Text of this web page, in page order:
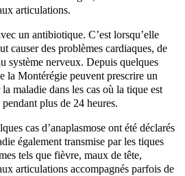
articulations.
un antibiotique. C’est lorsqu’elle
causer des problèmes cardiaques, de
système nerveux. Depuis quelques
la Montérégie peuvent prescrire un
maladie dans les cas où la tique est
plus de 24 heures.
cas d’anaplasmose ont été déclarés
également transmise par les tiques
tels que fièvre, maux de tête,
articulations accompagnés parfois de